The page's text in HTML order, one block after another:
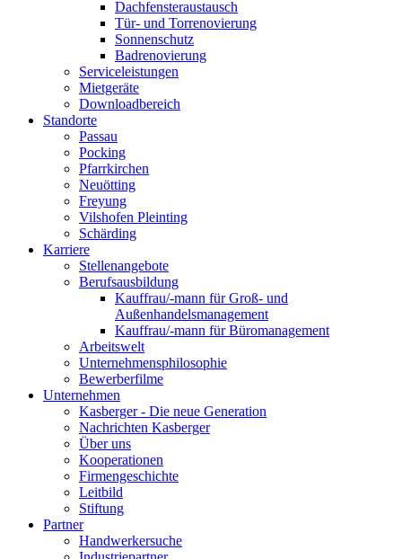
Dachfensteraustausch
Tür- und Torrenovierung
Sonnenschutz
Badrenovierung
Serviceleistungen
Mietgeräte
Downloadbereich
Standorte
Passau
Pocking
Pfarrkirchen
Neuötting
Freyung
Vilshofen Pleinting
Schärding
Karriere
Stellenangebote
Berufsausbildung
Kauffrau/-mann für Groß- und
Außenhandelsmanagement
Kauffrau/-mann für Büromanagement
Arbeitswelt
Unternehmensphilosophie
Bewerberfilme
Unternehmen
Kasberger - Die neue Generation
Nachrichten Kasberger
Über uns
Kooperationen
Firmengeschichte
Leitbild
Stiftung
Partner
Handwerkersuche